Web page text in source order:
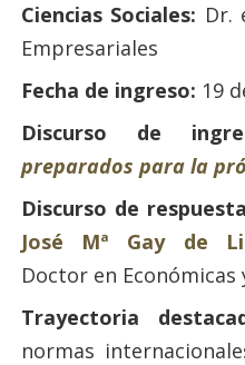
Ciencias Sociales: Dr.
Empresariales
Fecha de ingreso: 19
Discurso de
preparados para la
Discurso de
José Mª Gay de
Doctor en Económicas
Trayectoria
normas